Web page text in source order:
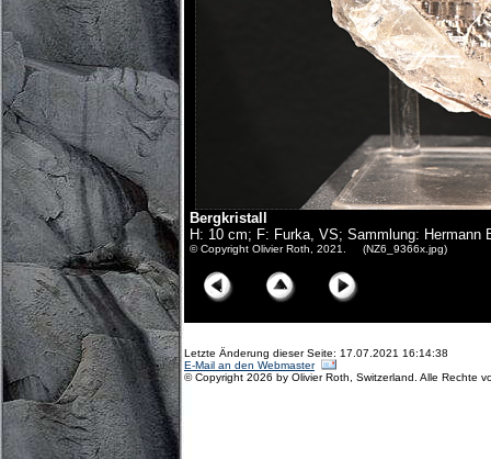
Bergkristall
H: 10 cm; F: Furka, VS; Sammlung: Hermann
© Copyright Olivier Roth, 2021. (NZ6_9366x.jpg)
Letzte Änderung dieser Seite: 17.07.2021 16:14:38
E-Mail an den Webmaster
© Copyright 2026 by Olivier Roth, Switzerland. Alle Rechte